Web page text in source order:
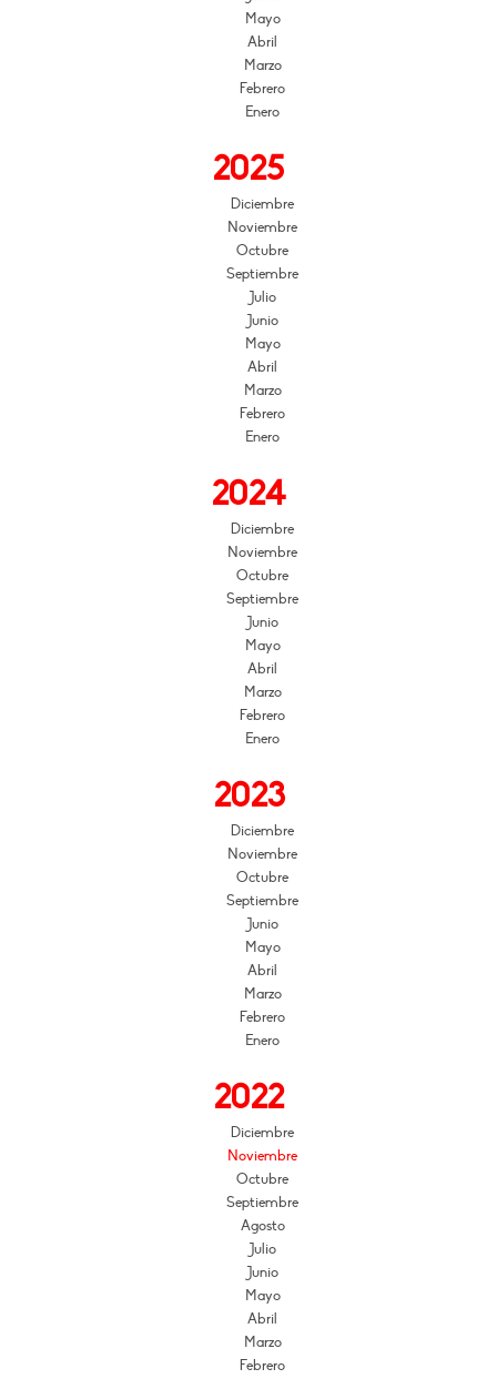
Mayo
Abril
Marzo
Febrero
Enero
2025
Diciembre
Noviembre
Octubre
Septiembre
Julio
Junio
Mayo
Abril
Marzo
Febrero
Enero
2024
Diciembre
Noviembre
Octubre
Septiembre
Junio
Mayo
Abril
Marzo
Febrero
Enero
2023
Diciembre
Noviembre
Octubre
Septiembre
Junio
Mayo
Abril
Marzo
Febrero
Enero
2022
Diciembre
Noviembre
Octubre
Septiembre
Agosto
Julio
Junio
Mayo
Abril
Marzo
Febrero